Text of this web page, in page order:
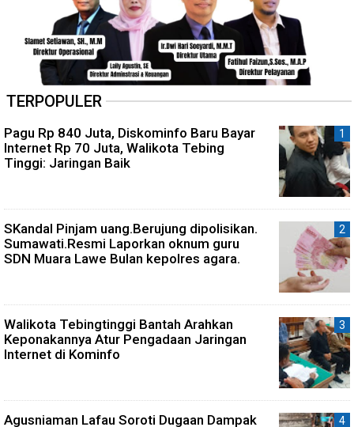
TERPOPULER
Pagu Rp 840 Juta, Diskominfo Baru Bayar
Internet Rp 70 Juta, Walikota Tebing
Tinggi: Jaringan Baik
SKandal Pinjam uang.Berujung dipolisikan.
Sumawati.Resmi Laporkan oknum guru
SDN Muara Lawe Bulan kepolres agara.
Walikota Tebingtinggi Bantah Arahkan
Keponakannya Atur Pengadaan Jaringan
Internet di Kominfo
Agusniaman Lafau Soroti Dugaan Dampak